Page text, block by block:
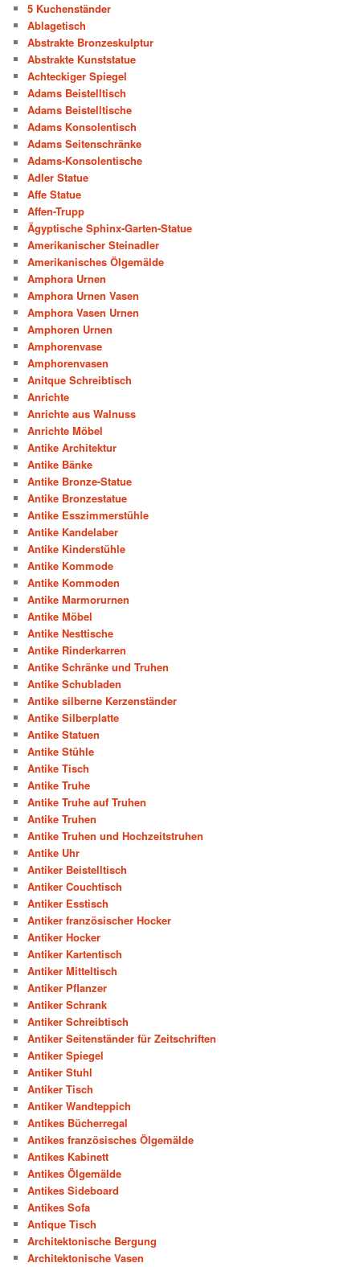
5 Kuchenständer
Ablagetisch
Abstrakte Bronzeskulptur
Abstrakte Kunststatue
Achteckiger Spiegel
Adams Beistelltisch
Adams Beistelltische
Adams Konsolentisch
Adams Seitenschränke
Adams-Konsolentische
Adler Statue
Affe Statue
Affen-Trupp
Ägyptische Sphinx-Garten-Statue
Amerikanischer Steinadler
Amerikanisches Ölgemälde
Amphora Urnen
Amphora Urnen Vasen
Amphora Vasen Urnen
Amphoren Urnen
Amphorenvase
Amphorenvasen
Anitque Schreibtisch
Anrichte
Anrichte aus Walnuss
Anrichte Möbel
Antike Architektur
Antike Bänke
Antike Bronze-Statue
Antike Bronzestatue
Antike Esszimmerstühle
Antike Kandelaber
Antike Kinderstühle
Antike Kommode
Antike Kommoden
Antike Marmorurnen
Antike Möbel
Antike Nesttische
Antike Rinderkarren
Antike Schränke und Truhen
Antike Schubladen
Antike silberne Kerzenständer
Antike Silberplatte
Antike Statuen
Antike Stühle
Antike Tisch
Antike Truhe
Antike Truhe auf Truhen
Antike Truhen
Antike Truhen und Hochzeitstruhen
Antike Uhr
Antiker Beistelltisch
Antiker Couchtisch
Antiker Esstisch
Antiker französischer Hocker
Antiker Hocker
Antiker Kartentisch
Antiker Mitteltisch
Antiker Pflanzer
Antiker Schrank
Antiker Schreibtisch
Antiker Seitenständer für Zeitschriften
Antiker Spiegel
Antiker Stuhl
Antiker Tisch
Antiker Wandteppich
Antikes Bücherregal
Antikes französisches Ölgemälde
Antikes Kabinett
Antikes Ölgemälde
Antikes Sideboard
Antikes Sofa
Antique Tisch
Architektonische Bergung
Architektonische Vasen